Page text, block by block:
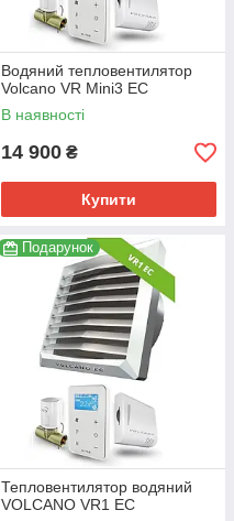
Водяний тепловентилятор
Volcano VR Mini3 EC
В наявності
14 900 ₴
Купити
Подарунок
Тепловентилятор водяний
VOLCANO VR1 EC